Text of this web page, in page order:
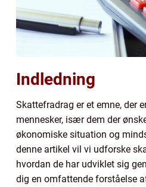
Indledning
Skattefradrag er et emne, der
mennesker, især dem der
økonomiske situation og
denne artikel vil vi udforske
hvordan de har udviklet sig
dig en omfattende forståelse